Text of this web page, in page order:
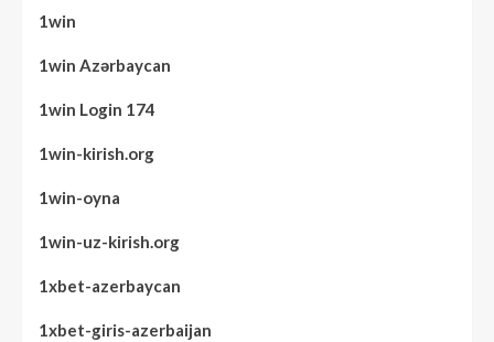
1win
1win Azərbaycan
1win Login 174
1win-kirish.org
1win-oyna
1win-uz-kirish.org
1xbet-azerbaycan
1xbet-giris-azerbaijan